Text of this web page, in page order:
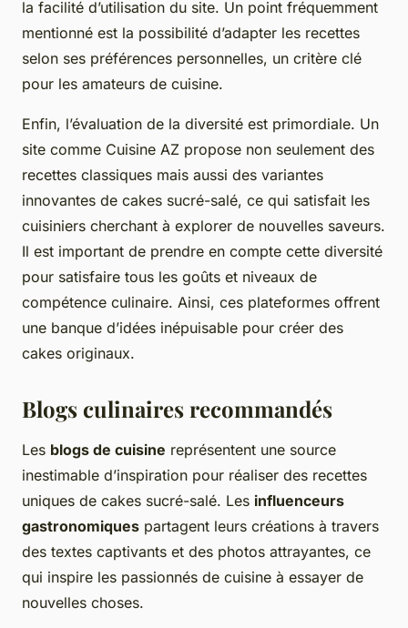
la facilité d’utilisation du site. Un point fréquemment
mentionné est la possibilité d’adapter les recettes
selon ses préférences personnelles, un critère clé
pour les amateurs de cuisine.
Enfin, l’évaluation de la diversité est primordiale. Un
site comme Cuisine AZ propose non seulement des
recettes classiques mais aussi des variantes
innovantes de cakes sucré-salé, ce qui satisfait les
cuisiniers cherchant à explorer de nouvelles saveurs.
Il est important de prendre en compte cette diversité
pour satisfaire tous les goûts et niveaux de
compétence culinaire. Ainsi, ces plateformes offrent
une banque d’idées inépuisable pour créer des
cakes originaux.
Blogs culinaires recommandés
Les blogs de cuisine représentent une source
inestimable d’inspiration pour réaliser des recettes
uniques de cakes sucré-salé. Les influenceurs
gastronomiques partagent leurs créations à travers
des textes captivants et des photos attrayantes, ce
qui inspire les passionnés de cuisine à essayer de
nouvelles choses.